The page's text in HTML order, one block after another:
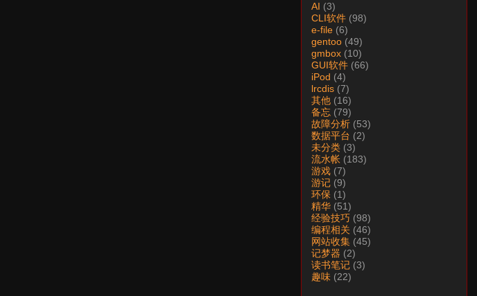
AI (3)
CLI软件 (98)
e-file (6)
gentoo (49)
gmbox (10)
GUI软件 (66)
iPod (4)
lrcdis (7)
其他 (16)
备忘 (79)
故障分析 (53)
数据平台 (2)
未分类 (3)
流水帐 (183)
游戏 (7)
游记 (9)
环保 (1)
精华 (51)
经验技巧 (98)
编程相关 (46)
网站收集 (45)
记梦器 (2)
读书笔记 (3)
趣味 (22)